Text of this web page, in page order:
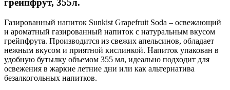
грейпфрут, 355л.
Газированный напиток Sunkist Grapefruit Soda – освежающий
и ароматный газированный напиток с натуральным вкусом
грейпфрута. Производится из свежих апельсинов, обладает
нежным вкусом и приятной кислинкой. Напиток упакован в
удобную бутылку объемом 355 мл, идеально подходит для
освежения в жаркие летние дни или как альтернатива
безалкогольных напитков.